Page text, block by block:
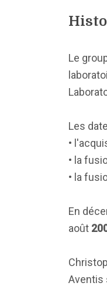
Le
Les
•
• la
• la
En
août
Aventis